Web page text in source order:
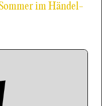
im Händel-